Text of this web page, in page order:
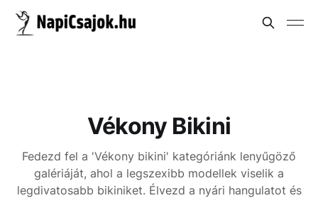
Vékony Bikini
Fedezd fel a 'Vékony bikini' kategóriánk lenyűgöző
galériáját, ahol a legszexibb modellek viselik a
legdivatosabb bikiniket. Élvezd a nyári hangulatot és